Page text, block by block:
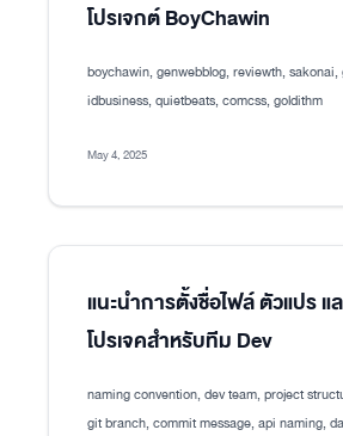
โปรเจกต์ BoyChawin
boychawin, genwebblog, reviewth,
idbusiness, quietbeats, comcss, goldithm
May 4, 2025
แนะนำการตั้งชื่อไฟล์ ตัวแปร แ
โปรเจคสำหรับทีม Dev
naming convention, dev team, project
git branch, commit message, api naming,